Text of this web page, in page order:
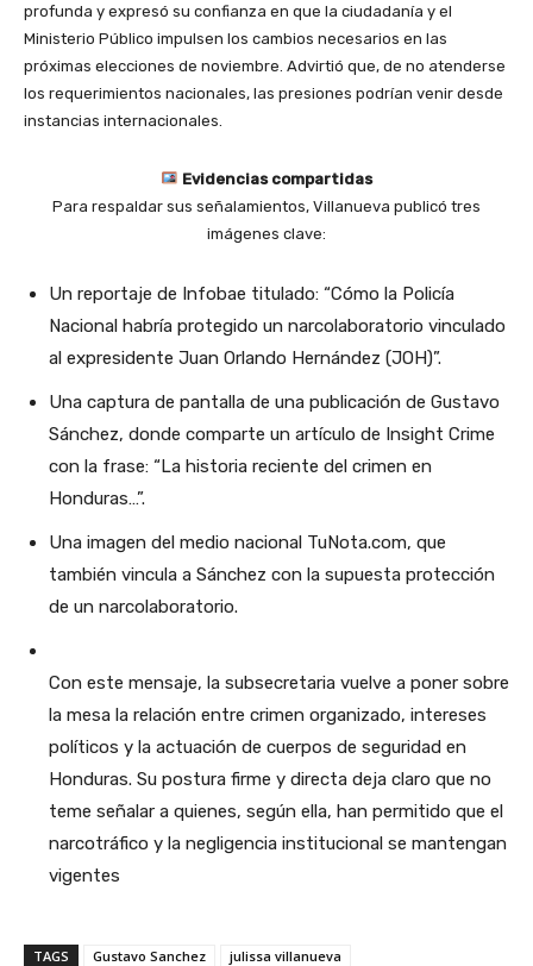
profunda y expresó su confianza en que la ciudadanía y el
Ministerio Público impulsen los cambios necesarios en las
próximas elecciones de noviembre. Advirtió que, de no atenderse
los requerimientos nacionales, las presiones podrían venir desde
instancias internacionales.
Evidencias compartidas
Para respaldar sus señalamientos, Villanueva publicó tres
imágenes clave:
Un reportaje de Infobae titulado: “Cómo la Policía
Nacional habría protegido un narcolaboratorio vinculado
al expresidente Juan Orlando Hernández (JOH)”.
Una captura de pantalla de una publicación de Gustavo
Sánchez, donde comparte un artículo de Insight Crime
con la frase: “La historia reciente del crimen en
Honduras…”.
Una imagen del medio nacional TuNota.com, que
también vincula a Sánchez con la supuesta protección
de un narcolaboratorio.
Con este mensaje, la subsecretaria vuelve a poner sobre
la mesa la relación entre crimen organizado, intereses
políticos y la actuación de cuerpos de seguridad en
Honduras. Su postura firme y directa deja claro que no
teme señalar a quienes, según ella, han permitido que el
narcotráfico y la negligencia institucional se mantengan
vigentes
TAGS Gustavo Sanchez julissa villanueva